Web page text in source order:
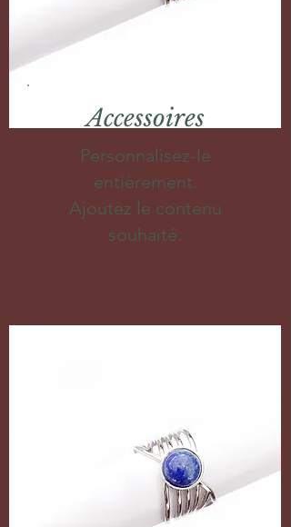
Accessoires
Personnalisez-le
entièrement.
Ajoutez le contenu
souhaité.